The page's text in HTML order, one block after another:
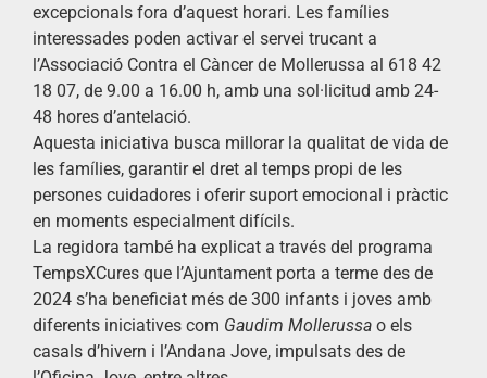
excepcionals fora d’aquest horari. Les famílies
interessades poden activar el servei trucant a
l’Associació Contra el Càncer de Mollerussa al 618 42
18 07, de 9.00 a 16.00 h, amb una sol·licitud amb 24-
48 hores d’antelació.
Aquesta iniciativa busca millorar la qualitat de vida de
les famílies, garantir el dret al temps propi de les
persones cuidadores i oferir suport emocional i pràctic
en moments especialment difícils.
La regidora també ha explicat a través del programa
TempsXCures que l’Ajuntament porta a terme des de
2024 s’ha beneficiat més de 300 infants i joves amb
diferents iniciatives com Gaudim Mollerussa o els
casals d’hivern i l’Andana Jove, impulsats des de